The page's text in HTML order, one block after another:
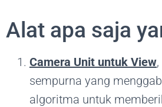
Alat apa saja
Camera Unit untuk View
sempurna yang
algoritma untuk